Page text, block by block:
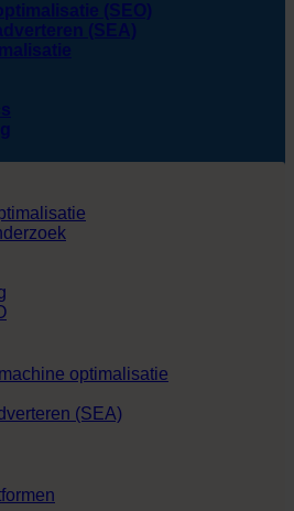
(SEO)
(SEA)
optimalisatie
(SEA)